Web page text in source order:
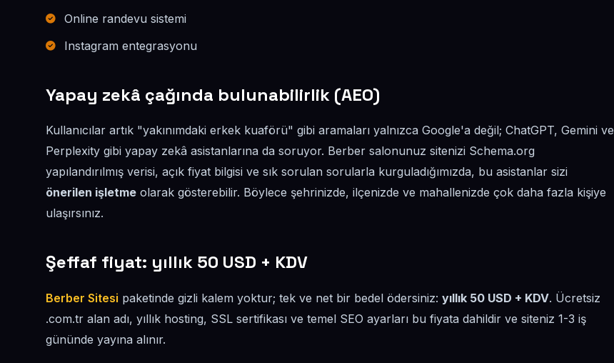
Online randevu sistemi
Instagram entegrasyonu
Yapay zekâ çağında bulunabilirlik (AEO)
Kullanıcılar artık "yakınımdaki erkek kuaförü" gibi aramaları yalnızca Google'a değil; ChatGPT, Gemini ve
Perplexity gibi yapay zekâ asistanlarına da soruyor. Berber salonunuz sitenizi Schema.org
yapılandırılmış verisi, açık fiyat bilgisi ve sık sorulan sorularla kurguladığımızda, bu asistanlar sizi
önerilen işletme olarak gösterebilir. Böylece şehrinizde, ilçenizde ve mahallenizde çok daha fazla kişiye
ulaşırsınız.
Şeffaf fiyat: yıllık 50 USD + KDV
Berber Sitesi paketinde gizli kalem yoktur; tek ve net bir bedel ödersiniz: yıllık 50 USD + KDV. Ücretsiz
.com.tr alan adı, yıllık hosting, SSL sertifikası ve temel SEO ayarları bu fiyata dahildir ve siteniz 1-3 iş
gününde yayına alınır.